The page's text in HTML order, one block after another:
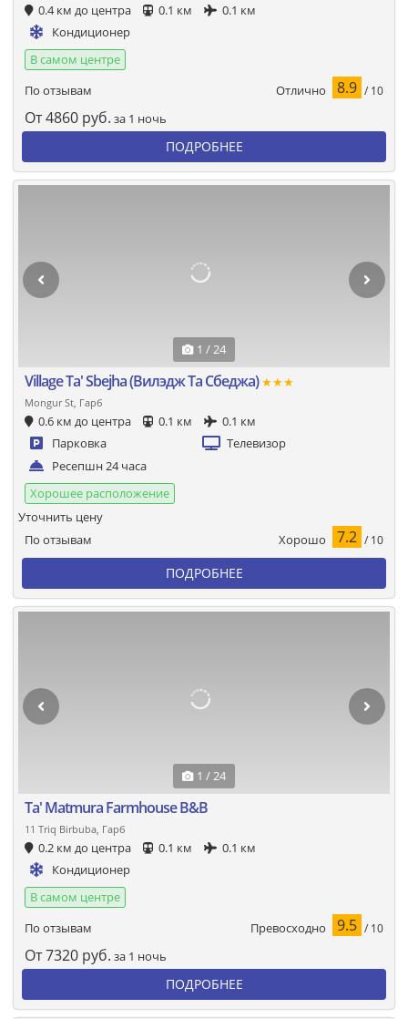
0.4 км до центра 0.1 км
0.1 км
Кондиционер
В самом центре
По отзывам
Отлично 8.9 / 10
От4860 руб. за 1 ночь
ПОДРОБНЕЕ
1 / 24
Village Ta' Sbejha (Вилэдж Та Сбеджа)★★★
Mongur St, Гарб
0.6 км до центра 0.1 км
0.1 км
Парковка
Телевизор
Ресепшн 24 часа
Хорошее расположение
По отзывам Хорошо 7.2 / 10
Уточнить цену
ПОДРОБНЕЕ
1 / 24
Ta' Matmura Farmhouse B&B
11 Triq Birbuba, Гарб
0.2 км до центра 0.1 км
0.1 км
Кондиционер
В самом центре
По отзывам
Превосходно 9.5 / 10
От7320 руб. за 1 ночь
ПОДРОБНЕЕ